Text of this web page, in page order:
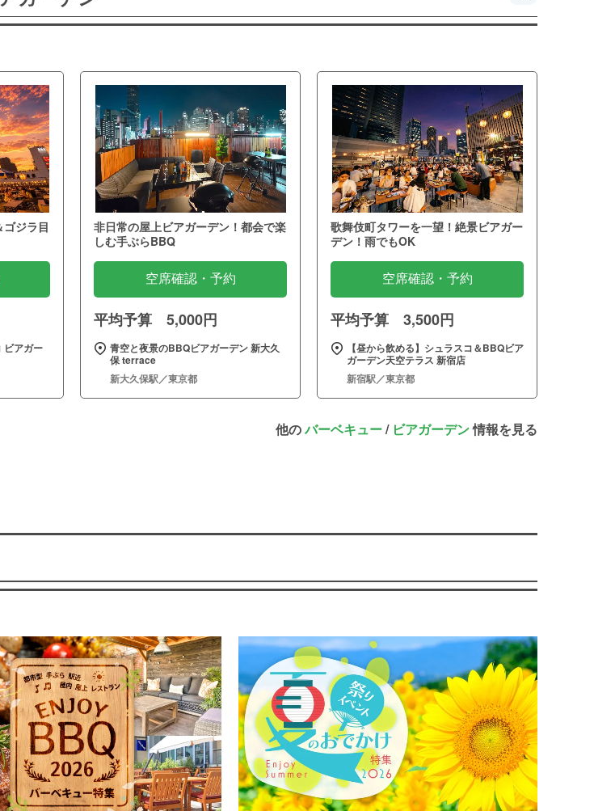
ジラ目
ビアガー
非日常の屋上ビアガーデン！都会で楽
しむ手ぶらBBQ
空席確認・予約
平均予算 5,000円
青空と夜景のBBQビアガーデン 新大久
保 terrace
新大久保駅／東京都
歌舞伎町タワーを一望！絶景ビアガー
デン！雨でもOK
空席確認・予約
平均予算 3,500円
【昼から飲める】シュラスコ＆BBQビア
ガーデン天空テラス 新宿店
新宿駅／東京都
他のバーベキュー/ ビアガーデン情報を見る